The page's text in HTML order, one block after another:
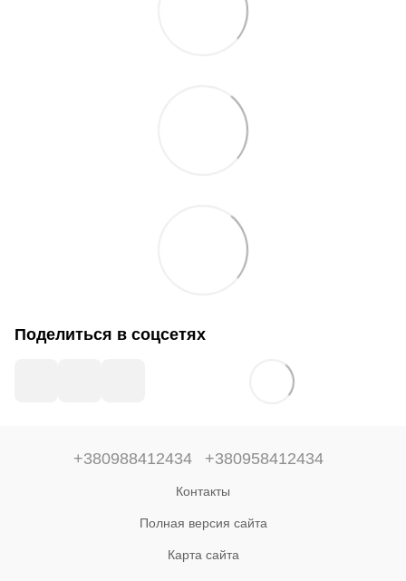
Поделиться в соцсетях
+380988412434 +380958412434
Контакты
Полная версия сайта
Карта сайта